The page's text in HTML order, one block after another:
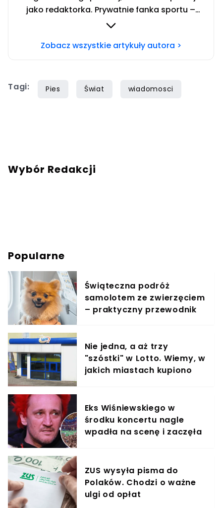
jako redaktorka. Prywatnie fanka sportu –
zwłaszcza siatkówki i miłośniczka zwierząt.
ze mną skontaktować?Napisz adresowaną do
Zobacz wszystkie artykuły autora >
Tagi: Pies Świat wiadomosci
Wybór Redakcji
Popularne
Świąteczna podróż
samolotem ze zwierzęciem
– praktyczny przewodnik
Nie jedna, a aż trzy
"szóstki" w Lotto. Wiemy, w
jakich miastach kupiono
Eks Wiśniewskiego w
środku koncertu nagle
wpadła na scenę i zaczęła
ZUS wysyła pisma do
Polaków. Chodzi o ważne
ulgi od opłat